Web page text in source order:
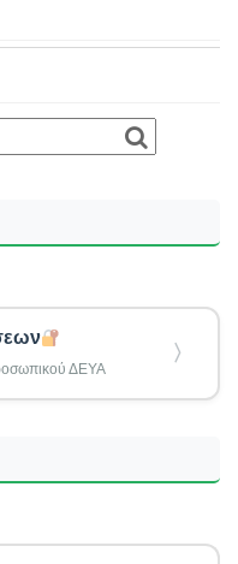
ΔΕΥΑ
〉